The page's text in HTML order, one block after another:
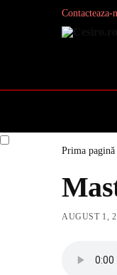
Contacteaza-
Search
Prima pagină
AUGUST 1,